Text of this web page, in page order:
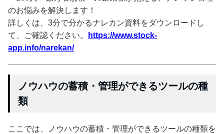
のお悩みを解決します！
詳しくは、3分で分かるナレカン資料をダウンロードし
て、ご確認ください。
https://www.stock-
app.info/narekan/
ノウハウの蓄積・管理ができるツールの種
類
ここでは、ノウハウの蓄積・管理ができるツールの種類を